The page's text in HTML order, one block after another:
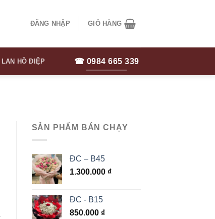
ĐĂNG NHẬP GIỎ HÀNG
LAN HỒ ĐIỆP ☎ 0984 665 339
SẢN PHẨM BÁN CHẠY
ĐC – B45
1.300.000 ₫
ĐC - B15
850.000 ₫